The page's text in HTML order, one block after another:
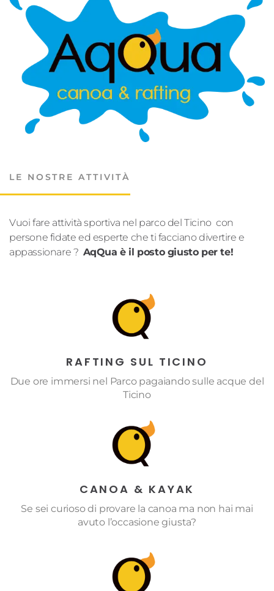
LE NOSTRE ATTIVITÀ
Vuoi fare attività sportiva nel parco del Ticino con
persone fidate ed esperte che ti facciano divertire e
appassionare ? AqQua è il posto giusto per te!
RAFTING SUL TICINO
Due ore immersi nel Parco pagaiando sulle acque del
Ticino
CANOA & KAYAK
Se sei curioso di provare la canoa ma non hai mai
avuto l’occasione giusta?